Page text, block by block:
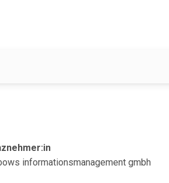
informationsmanagement gmbh